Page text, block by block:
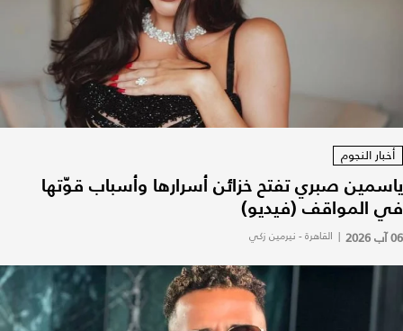
أخبار النجوم
ياسمين صبري تفتح خزائن أسرارها وأسباب قوّتها
في المواقف (فيديو)
06 آب 2026 | القاهرة - نيرمين زكي